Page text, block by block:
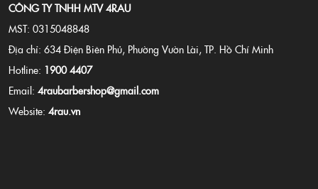
CÔNG TY TNHH MTV 4RAU
MST: 0315048848
Địa chỉ: 634 Điện Biên Phủ, Phường Vườn Lài, TP. Hồ Chí Minh
Hotline: 1900 4407
Email: 4raubarbershop@gmail.com
Website: 4rau.vn